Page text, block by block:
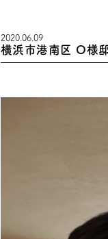
2020.06.09
横浜市港南区 O様